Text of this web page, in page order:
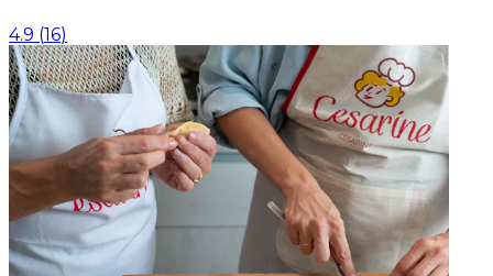
4.9 (16)